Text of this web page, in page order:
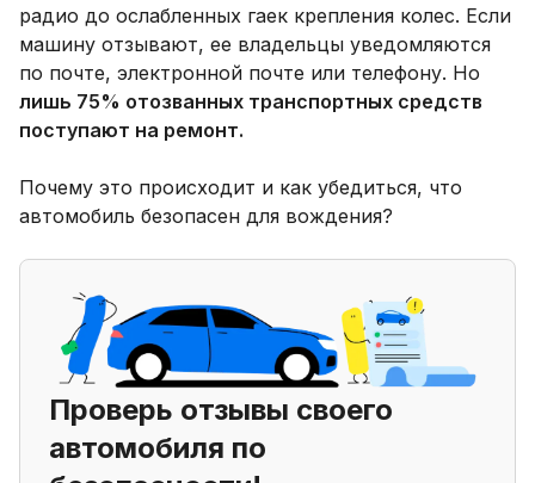
радио до ослабленных гаек крепления колес. Если
машину отзывают, ее владельцы уведомляются
по почте, электронной почте или телефону. Но
лишь 75% отозванных транспортных средств
поступают на ремонт.
Почему это происходит и как убедиться, что
автомобиль безопасен для вождения?
Проверь отзывы своего
автомобиля по